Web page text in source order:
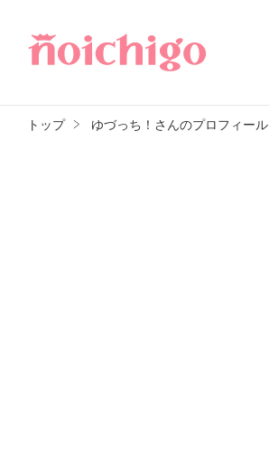
トップ ゆづっち！さんのプロフィール